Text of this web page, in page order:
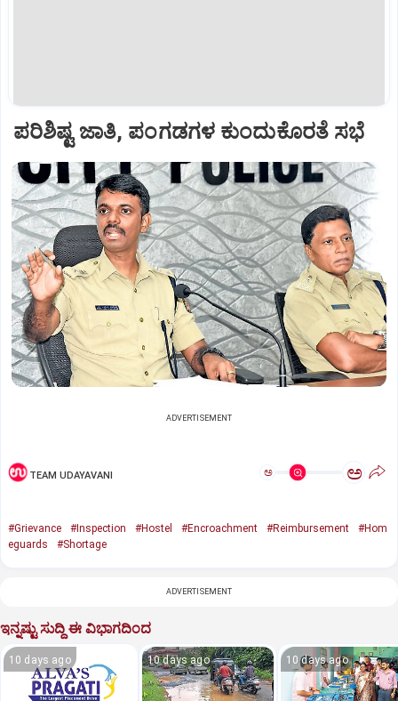
ಪರಿಶಿಷ್ಟ ಜಾತಿ, ಪಂಗಡಗಳ ಕುಂದುಕೊರತೆ ಸಭೆ
ADVERTISEMENT
TEAM UDAYAVANI ಅ ಅ
#Grievance #Inspection #Hostel #Encroachment #Reimbursement
#Hom
eguards
#Shortage
ADVERTISEMENT
ಇನ್ನಷ್ಟು ಸುದ್ದಿ ಈ ವಿಭಾಗದಿಂದ
10 days ago 10 days ago 10 days ago